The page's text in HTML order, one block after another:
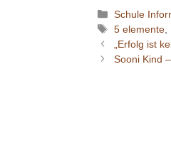
Kategorien
Schule
5 elemente
„Erfolg ist
Sooni Kind